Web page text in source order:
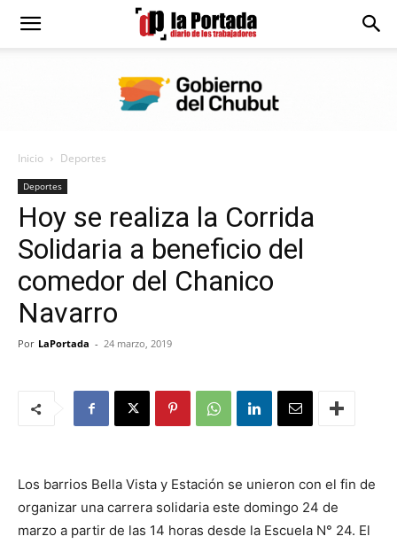
Diario
Portada
Inicio Deportes
Deportes
Hoy se realiza la Corrida
Solidaria a beneficio del
comedor del Chanico
Navarro
Por LaPortada - 24 marzo, 2019
Los barrios Bella Vista y Estación se unieron con el fin de
organizar una carrera solidaria este domingo 24 de
marzo a partir de las 14 horas desde la Escuela N° 24. El